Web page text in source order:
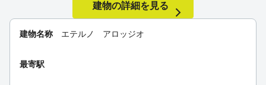
建物名称 エテルノ アロッジオ
最寄駅
建物の詳細を見る